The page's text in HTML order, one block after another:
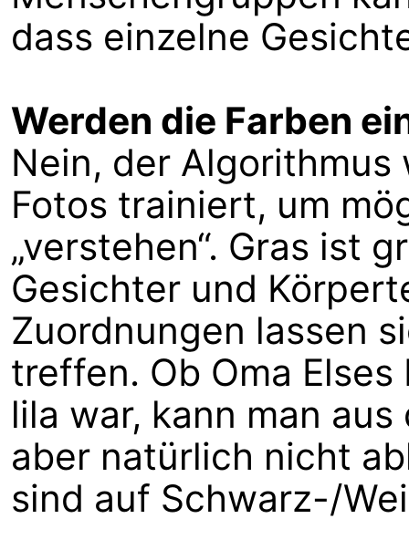
dass einzelne
Werden die Farben
Nein, der Algorithmus
Fotos trainiert, um
„verstehen“. Gras ist
Gesichter und
Zuordnungen lassen
treffen. Ob Oma
lila war, kann man
aber natürlich nicht
sind auf Schwarz-/